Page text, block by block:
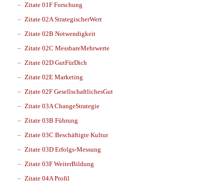
Zitate 01F Forschung
Zitate 02A StrategischerWert
Zitate 02B Notwendigkeit
Zitate 02C MessbareMehrwerte
Zitate 02D GutFürDich
Zitate 02E Marketing
Zitate 02F GesellschaftlichesGut
Zitate 03A ChangeStrategie
Zitate 03B Führung
Zitate 03C Beschäftigte Kultur
Zitate 03D Erfolgs-Messung
Zitate 03F WeiterBildung
Zitate 04A Profil